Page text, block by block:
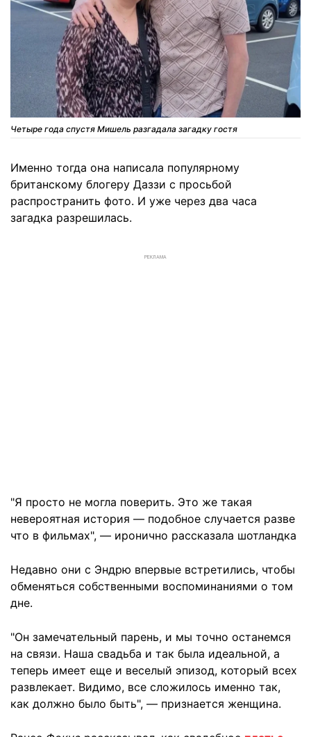
Четыре года спустя Мишель разгадала загадку гостя
Именно тогда она написала популярному
британскому блогеру Даззи с просьбой
распространить фото. И уже через два часа
загадка разрешилась.
РЕКЛАМА
"Я просто не могла поверить. Это же такая
невероятная история — подобное случается разве
что в фильмах", — иронично рассказала шотландка
Недавно они с Эндрю впервые встретились, чтобы
обменяться собственными воспоминаниями о том
дне.
"Он замечательный парень, и мы точно останемся
на связи. Наша свадьба и так была идеальной, а
теперь имеет еще и веселый эпизод, который всех
развлекает. Видимо, все сложилось именно так,
как должно было быть", — признается женщина.